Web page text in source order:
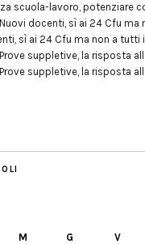
scuola-lavoro, potenziare
Nuovi docenti, sì ai 24 Cfu ma
sì ai 24 Cfu ma non a tutti
Prove suppletive, la risposta
Prove suppletive, la risposta
M G V